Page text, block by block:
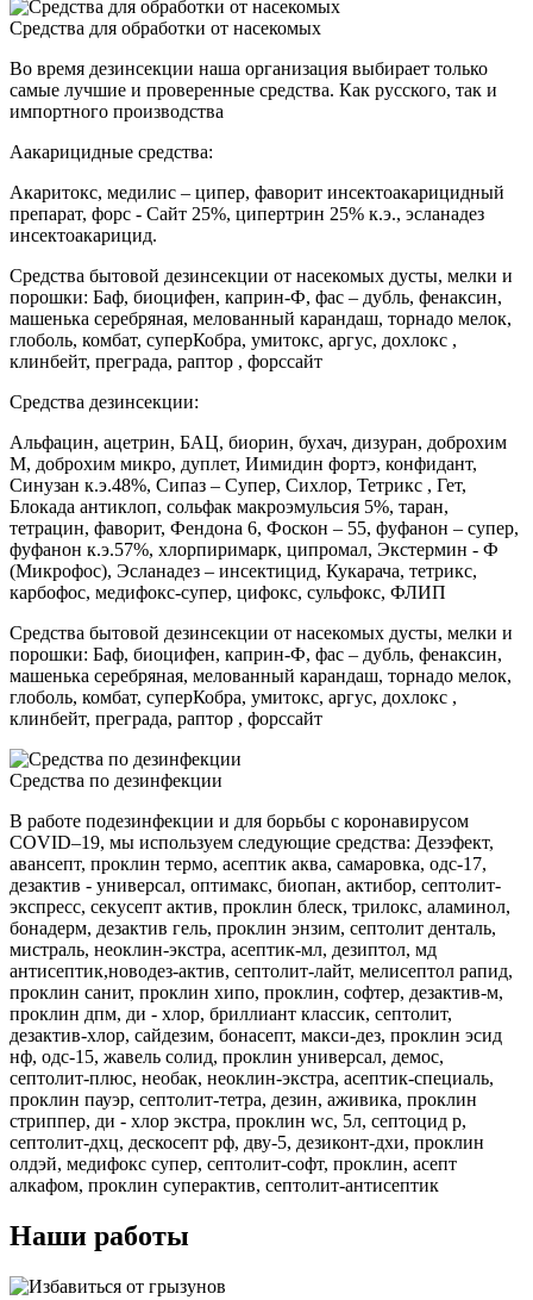
Средства для обработки от насекомых
Во время дезинсекции наша организация выбирает только
самые лучшие и проверенные средства. Как русского, так и
импортного производства
Аакарицидные средства:
Акаритокс, медилис – ципер, фаворит инсектоакарицидный
препарат, форс - Сайт 25%, ципертрин 25% к.э., эсланадез
инсектоакарицид.
Средства бытовой дезинсекции от насекомых дусты, мелки и
порошки: Баф, биоцифен, каприн-Ф, фас – дубль, фенаксин,
машенька серебряная, мелованный карандаш, торнадо мелок,
глоболь, комбат, суперКобра, умитокс, аргус, дохлокс ,
клинбейт, преграда, раптор , форссайт
Средства дезинсекции:
Альфацин, ацетрин, БАЦ, биорин, бухач, дизуран, доброхим
М, доброхим микро, дуплет, Иимидин фортэ, конфидант,
Синузан к.э.48%, Сипаз – Супер, Сихлор, Тетрикс , Гет,
Блокада антиклоп, сольфак макроэмульсия 5%, таран,
тетрацин, фаворит, Фендона 6, Фоскон – 55, фуфанон – супер,
фуфанон к.э.57%, хлорпиримарк, ципромал, Экстермин - Ф
(Микрофос), Эсланадез – инсектицид, Кукарача, тетрикс,
карбофос, медифокс-супер, цифокс, сульфокс, ФЛИП
Средства бытовой дезинсекции от насекомых дусты, мелки и
порошки: Баф, биоцифен, каприн-Ф, фас – дубль, фенаксин,
машенька серебряная, мелованный карандаш, торнадо мелок,
глоболь, комбат, суперКобра, умитокс, аргус, дохлокс ,
клинбейт, преграда, раптор , форссайт
Средства по дезинфекции
В работе подезинфекции и для борьбы с коронавирусом
COVID–19, мы используем следующие средства: Дезэфект,
авансепт, проклин термо, асептик аква, самаровка, одс-17,
дезактив - универсал, оптимакс, биопан, актибор, септолит-
экспресс, секусепт актив, проклин блеск, трилокс, аламинол,
бонадерм, дезактив гель, проклин энзим, септолит денталь,
мистраль, неоклин-экстра, асептик-мл, дезиптол, мд
антисептик,новодез-актив, септолит-лайт, мелисептол рапид,
проклин санит, проклин хипо, проклин, софтер, дезактив-м,
проклин дпм, ди - хлор, бриллиант классик, септолит,
дезактив-хлор, сайдезим, бонасепт, макси-дез, проклин эсид
нф, одс-15, жавель солид, проклин универсал, демос,
септолит-плюс, необак, неоклин-экстра, асептик-специаль,
проклин пауэр, септолит-тетра, дезин, аживика, проклин
стриппер, ди - хлор экстра, проклин wc, 5л, септоцид р,
септолит-дхц, дескосепт рф, дву-5, дезиконт-дхи, проклин
олдэй, медифокс супер, септолит-софт, проклин, асепт
алкафом, проклин суперактив, септолит-антисептик
Наши работы